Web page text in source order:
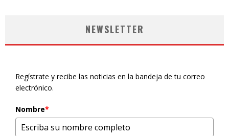
NEWSLETTER
Regístrate y recibe las noticias en la bandeja de tu correo
electrónico.
Nombre*